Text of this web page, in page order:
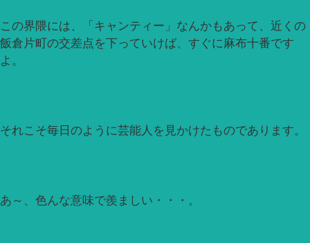
この界隈には、「キャンティー」なんかもあって、近くの
飯倉片町の交差点を下っていけば、すぐに麻布十番です
よ。
それこそ毎日のように芸能人を見かけたものであります。
あ～、色んな意味で羨ましい・・・。